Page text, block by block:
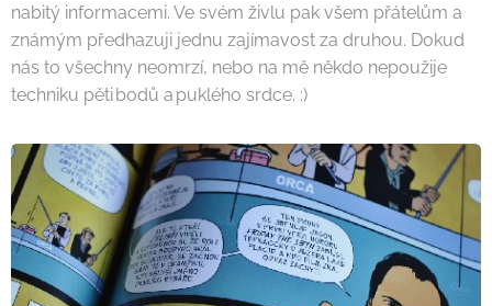
nabitý informacemi. Ve svém živlu pak všem přátelům a
známým předhazuji jednu zajímavost za druhou. Dokud
nás to všechny neomrzí, nebo na mě někdo nepoužije
techniku pěti bodů a puklého srdce. :)